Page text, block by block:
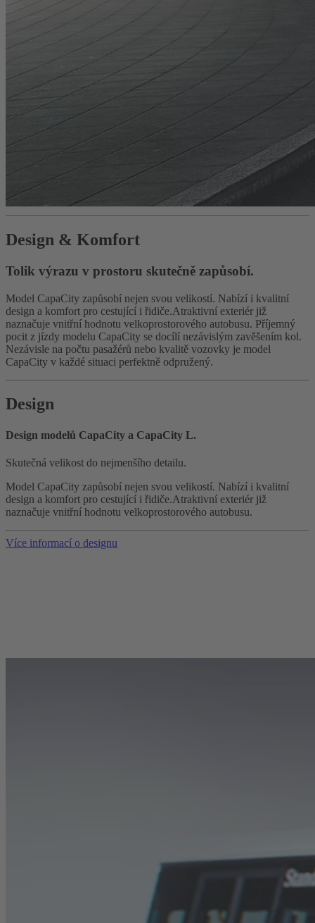
Design & Komfort
Tolik výrazu v prostoru skutečně zapůsobí.
Model CapaCity zapůsobí nejen svou velikostí. Nabízí i kvalitní
design a komfort pro cestující i řidiče.Atraktivní exteriér již
naznačuje vnitřní hodnotu velkoprostorového autobusu. Příjemný
pocit z jízdy modelu CapaCity se docílí nezávislým zavěšením kol.
Nezávisle na počtu pasažérů nebo kvalitě vozovky je model
CapaCity v každé situaci perfektně odpružený.
Design
Design modelů CapaCity a CapaCity L.
Skutečná velikost do nejmenšího detailu.
Model CapaCity zapůsobí nejen svou velikostí. Nabízí i kvalitní
design a komfort pro cestující i řidiče.Atraktivní exteriér již
naznačuje vnitřní hodnotu velkoprostorového autobusu.
Více informací o designu